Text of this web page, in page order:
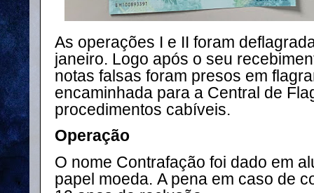
As operações I e II foram
janeiro. Logo após o seu
notas falsas foram presos em
encaminhada para a Central de
procedimentos cabíveis.
Operação
O nome Contrafação foi dado em
papel moeda. A pena em caso de